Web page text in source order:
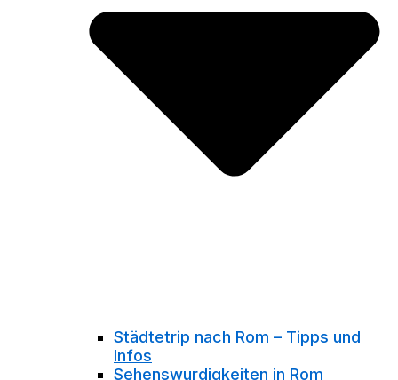
Städtetrip nach Rom – Tipps und
Infos
Sehenswurdigkeiten in Rom